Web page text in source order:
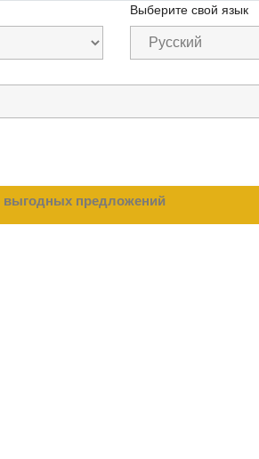
Выберите свой язык
выгодных предложений